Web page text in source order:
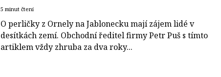
5 minut čtení
O perličky z Ornely na Jablonecku mají zájem lidé v
desítkách zemí. Obchodní ředitel firmy Petr Puš s tímto
artiklem vždy zhruba za dva roky...